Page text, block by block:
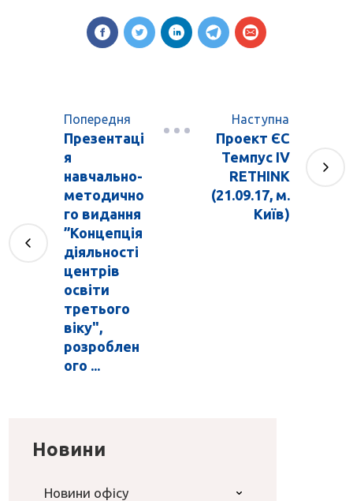
Попередня
Презентаці
я
навчально-
методично
го видання
”Концепція
діяльності
центрів
освіти
третього
віку",
розроблен
ого ...
Наступна
Проект ЄС
Темпус IV
RETHINK
(21.09.17, м.
Київ)
Новини
Новини офісу